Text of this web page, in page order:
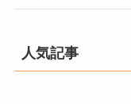
人気記事